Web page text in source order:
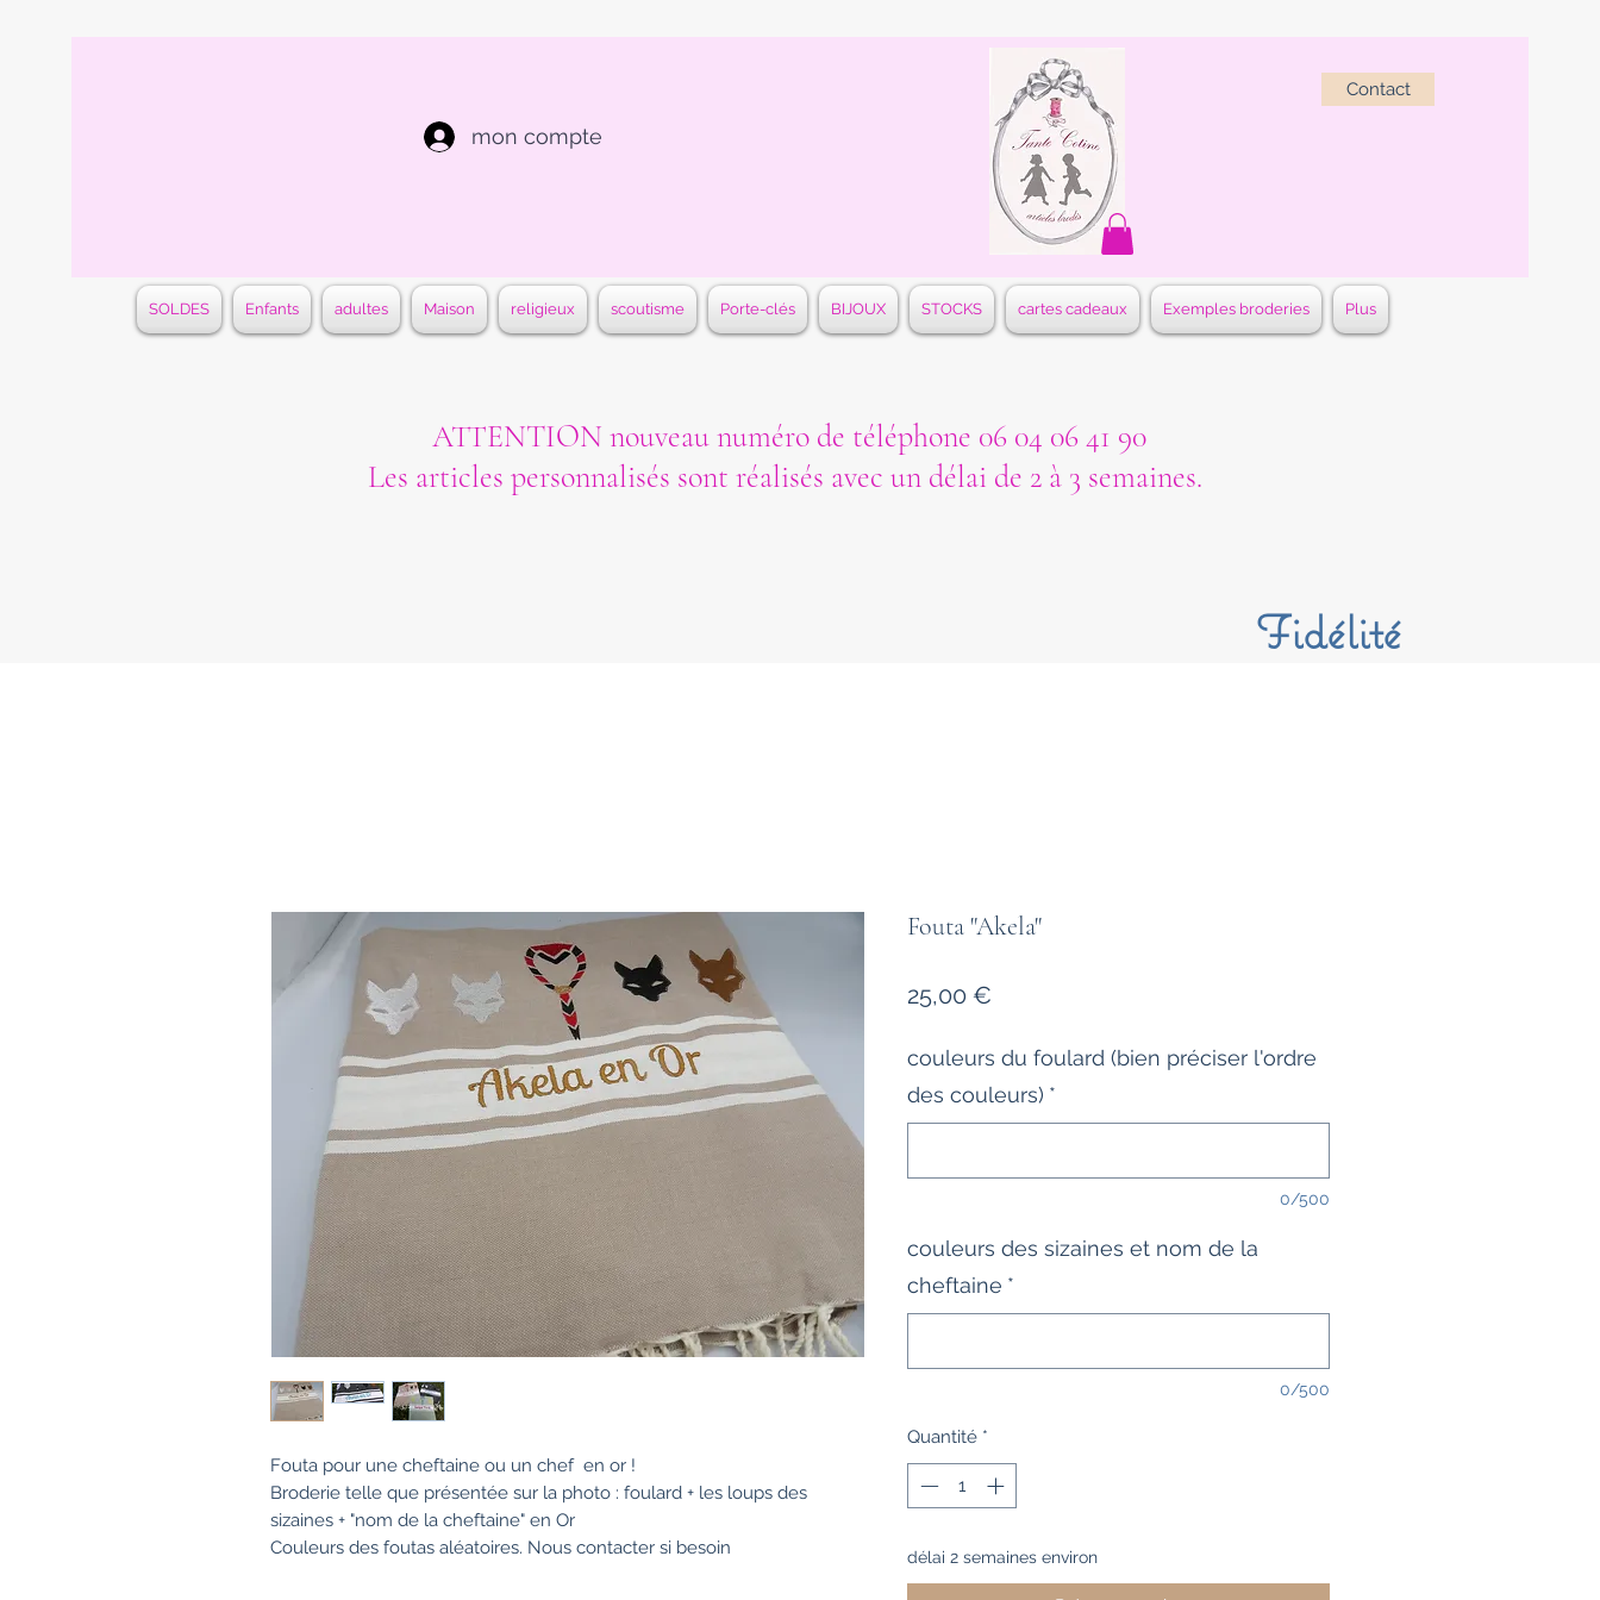
mon compte
Contact
SOLDES Enfants adultes Maison religieux scoutisme Porte-clés BIJOUX STOCKS cartes cadeaux Exemples broderies Plus
ATTENTION nouveau numéro de téléphone 06 04 06 41 90
Les articles personnalisés sont réalisés avec un délai de 2 à 3 semaines.
Fidélité
Fouta pour une cheftaine ou un chef en or !
Broderie telle que présentée sur la photo : foulard + les loups des
sizaines + "nom de la cheftaine" en Or
Couleurs des foutas aléatoires. Nous contacter si besoin
Fouta "Akela"
25,00 €
couleurs du foulard (bien préciser l'ordre
des couleurs) *
0/500
couleurs des sizaines et nom de la
cheftaine *
0/500
Quantité *
délai 2 semaines environ